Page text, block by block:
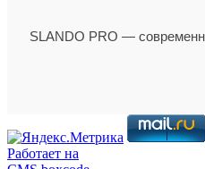
SLANDO PRO —
Работает на